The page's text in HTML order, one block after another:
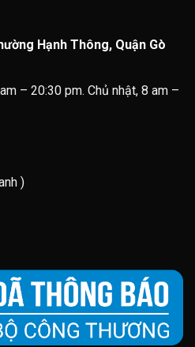
Hạnh Thông, Quận Gò
– 20:30 pm. Chủ nhật, 8 am –
)